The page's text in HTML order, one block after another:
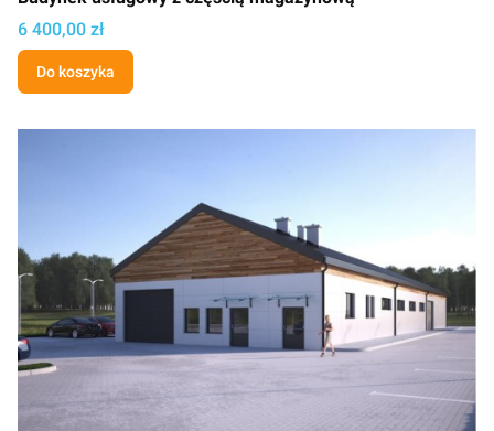
Cena projektu
6 400,00 zł
Do koszyka